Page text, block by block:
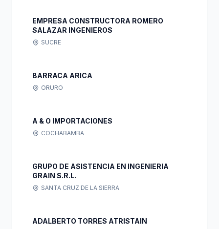
EMPRESA CONSTRUCTORA ROMERO
SALAZAR INGENIEROS
SUCRE
BARRACA ARICA
ORURO
A & O IMPORTACIONES
COCHABAMBA
GRUPO DE ASISTENCIA EN INGENIERIA
GRAIN S.R.L.
SANTA CRUZ DE LA SIERRA
ADALBERTO TORRES ATRISTAIN